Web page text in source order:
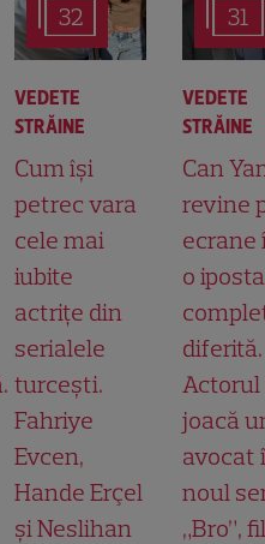
32
VEDETE
STRĂINE
Cum își
petrec vara
cele mai
iubite
actrițe din
serialele
turcești.
Fahriye
Evcen,
Hande Erçel
și Neslihan
31
VEDETE
STRĂINE
Can
revine
o
diferită.
Actorul
joacă
avocat
noul
„Bro”,